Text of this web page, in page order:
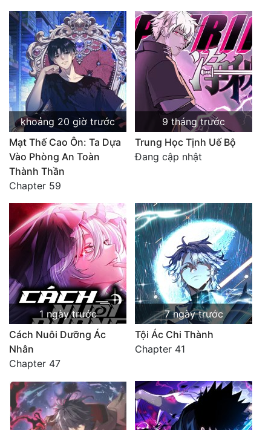
khoảng 20 giờ trước
Mạt Thế Cao Ôn: Ta Dựa
Vào Phòng An Toàn
Thành Thần
Chapter 59
9 tháng trước
Trung Học Tịnh Uế Bộ
Đang cập nhật
1 ngày trước
Cách Nuôi Dưỡng Ác
Nhân
Chapter 47
7 ngày trước
Tội Ác Chi Thành
Chapter 41